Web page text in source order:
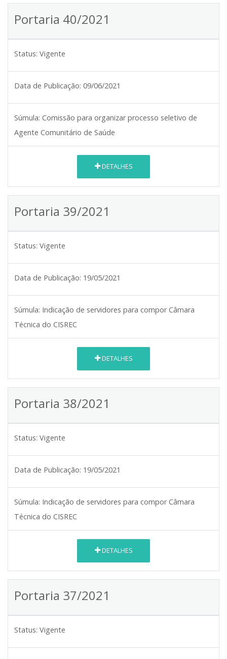
Portaria 40/2021
Status: Vigente
Data de Publicação: 09/06/2021
Súmula: Comissão para organizar processo seletivo de
Agente Comunitário de Saúde
DETALHES
Portaria 39/2021
Status: Vigente
Data de Publicação: 19/05/2021
Súmula: Indicação de servidores para compor Câmara
Técnica do CISREC
DETALHES
Portaria 38/2021
Status: Vigente
Data de Publicação: 19/05/2021
Súmula: Indicação de servidores para compor Câmara
Técnica do CISREC
DETALHES
Portaria 37/2021
Status: Vigente